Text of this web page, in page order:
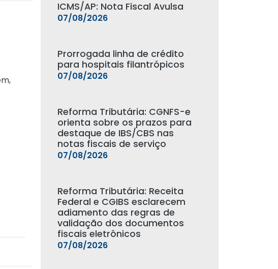
ICMS/AP: Nota Fiscal Avulsa
07/08/2026
Prorrogada linha de crédito
para hospitais filantrópicos
07/08/2026
Reforma Tributária: CGNFS-e
orienta sobre os prazos para
destaque de IBS/CBS nas
notas fiscais de serviço
07/08/2026
Reforma Tributária: Receita
Federal e CGIBS esclarecem
adiamento das regras de
validação dos documentos
fiscais eletrônicos
07/08/2026